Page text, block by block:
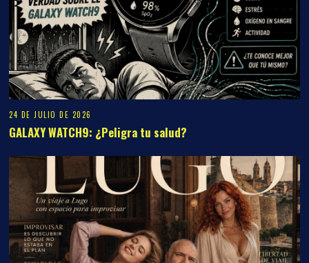
24 DE JULIO DE 2026
GALAXY WATCH9: ¿Peligra tu salud?